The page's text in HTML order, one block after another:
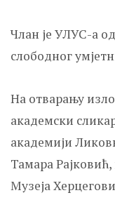
Члан је УЛУС-а
слободног
На отварању
академски
академији
Тамара
Музеја